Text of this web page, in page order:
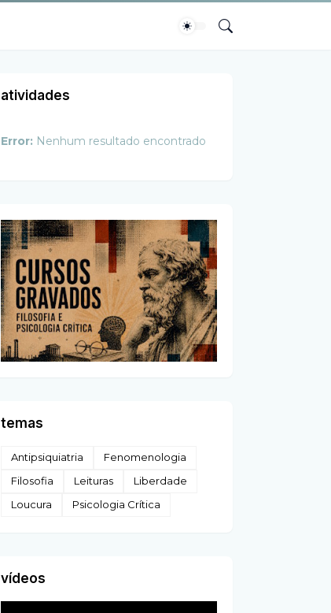
atividades
Error: Nenhum resultado encontrado
temas
Antipsiquiatria
Fenomenologia
Filosofia
Leituras
Liberdade
Loucura
Psicologia Crítica
vídeos